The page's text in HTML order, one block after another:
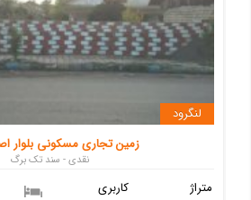
لنگرود
زمین تجاری مسکونی بلوار
نقدی - سند تک برگ
کاربری
متراژ